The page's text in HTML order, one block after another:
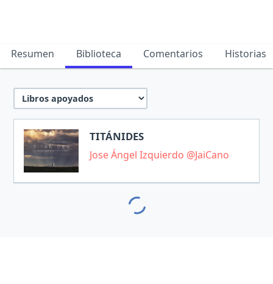
Resumen Biblioteca Comentarios Historias
TITÁNIDES
Jose Ángel Izquierdo @JaiCano